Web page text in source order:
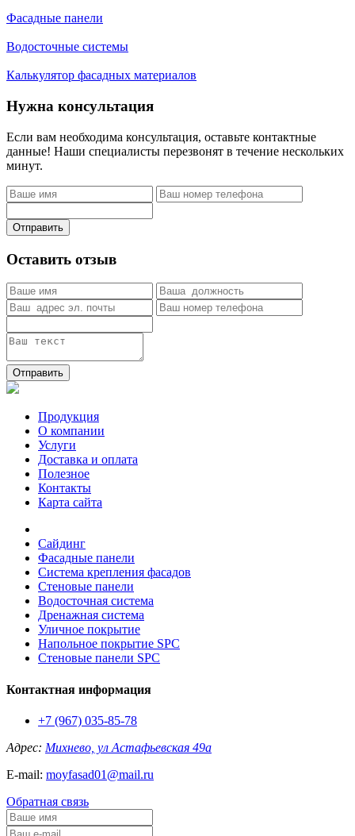
Фасадные панели
Водосточные системы
Калькулятор фасадных материалов
Нужна консультация
Если вам необходима консультация, оставьте контактные
данные! Наши специалисты перезвонят в течение нескольких
минут.
Отправить
Оставить отзыв
Отправить
Продукция
О компании
Услуги
Доставка и оплата
Полезное
Контакты
Карта сайта
Сайдинг
Фасадные панели
Система крепления фасадов
Стеновые панели
Водосточная система
Дренажная система
Уличное покрытие
Напольное покрытие SPC
Стеновые панели SPC
Контактная информация
+7 (967) 035-85-78
Адрес: Михнево, ул Астафьевская 49а
E-mail: moyfasad01@mail.ru
Обратная связь